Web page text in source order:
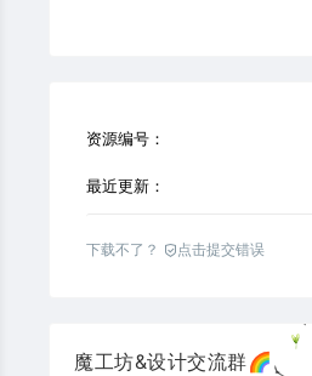
资源编号：
最近更新：
下载不了？ 点击提交错误
魔工坊&设计交流群🌈